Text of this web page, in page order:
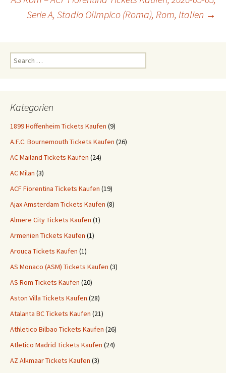
navigation
Serie A, Stadio Olimpico (Roma), Rom, Italien →
Search
for:
Kategorien
1899 Hoffenheim Tickets Kaufen (9)
A.F.C. Bournemouth Tickets Kaufen (26)
AC Mailand Tickets Kaufen (24)
AC Milan (3)
ACF Fiorentina Tickets Kaufen (19)
Ajax Amsterdam Tickets Kaufen (8)
Almere City Tickets Kaufen (1)
Armenien Tickets Kaufen (1)
Arouca Tickets Kaufen (1)
AS Monaco (ASM) Tickets Kaufen (3)
AS Rom Tickets Kaufen (20)
Aston Villa Tickets Kaufen (28)
Atalanta BC Tickets Kaufen (21)
Athletico Bilbao Tickets Kaufen (26)
Atletico Madrid Tickets Kaufen (24)
AZ Alkmaar Tickets Kaufen (3)